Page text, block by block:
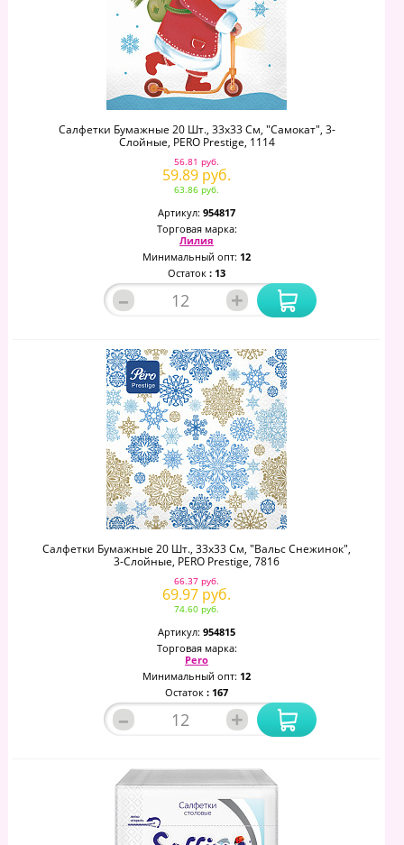
Салфетки Бумажные 20 Шт., 33х33 См, "Самокат", 3-
Слойные, PERO Prestige, 1114
56.81 руб.
59.89 руб.
63.86 руб.
Артикул: 954817
Торговая марка:
Лилия
Минимальный опт: 12
Остаток : 13
– +
Салфетки Бумажные 20 Шт., 33х33 См, "Вальс Снежинок",
3-Слойные, PERO Prestige, 7816
66.37 руб.
69.97 руб.
74.60 руб.
Артикул: 954815
Торговая марка:
Pero
Минимальный опт: 12
Остаток : 167
– +